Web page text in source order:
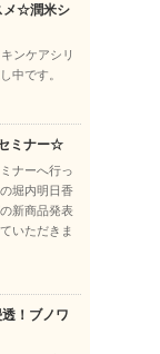
メ☆潤米シ
ンケアシリ
中です。
ミナー☆
ナーへ行っ
堀内明日香
新商品発表
いただきま
！ブノワ